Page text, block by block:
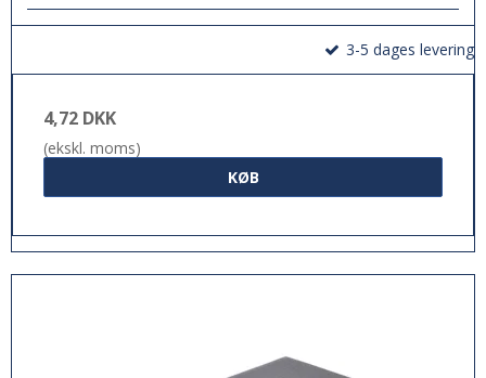
3-5 dages levering
4,72 DKK
(ekskl. moms)
KØB